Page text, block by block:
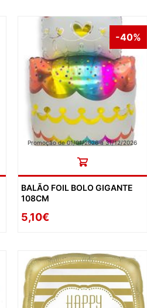
-40%
Promoção de 01/01/2026 a 31/12/2026
BALÃO FOIL BOLO GIGANTE
108CM
5,10€